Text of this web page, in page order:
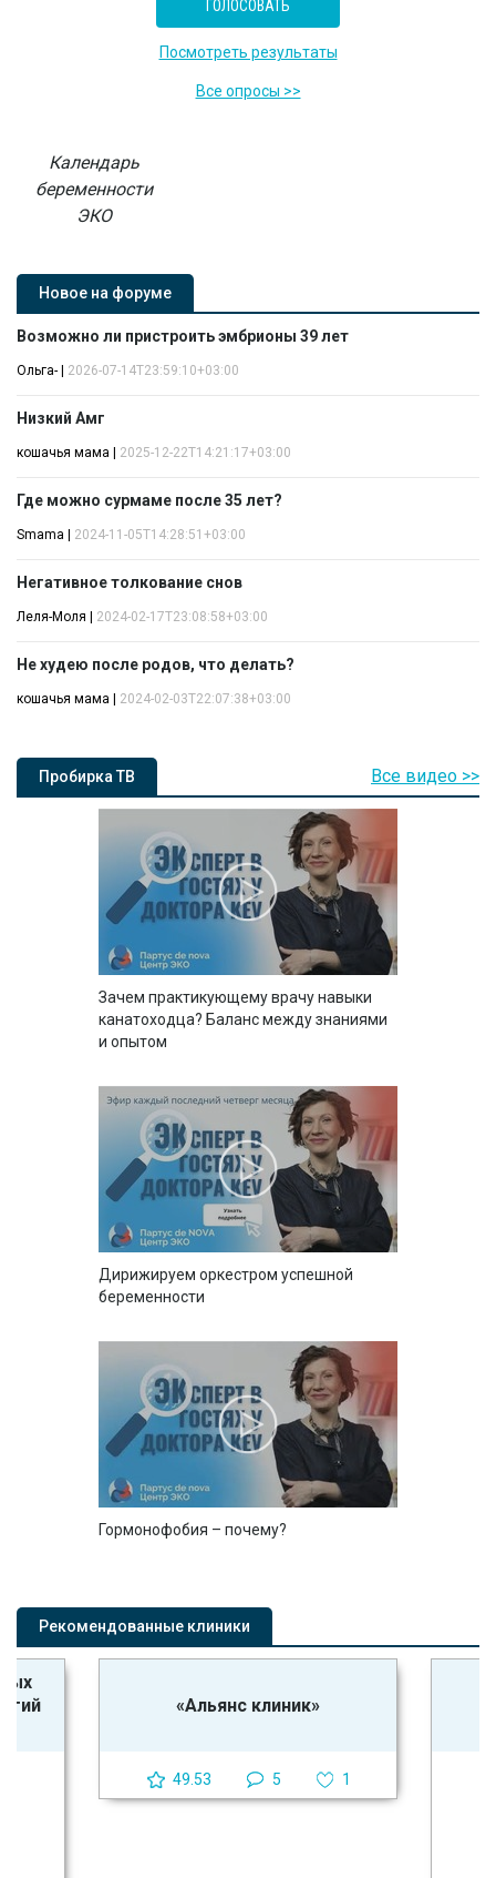
Посмотреть результаты
Все опросы >>
Календарь
беременности
ЭКО
Новое на форуме
Возможно ли пристроить эмбрионы 39 лет
Ольга- 2026-07-14T23:59:10+03:00
Низкий Амг
кошачья мама 2025-12-22T14:21:17+03:00
Где можно сурмаме после 35 лет?
Smama 2024-11-05T14:28:51+03:00
Негативное толкование снов
Леля-Моля 2024-02-17T23:08:58+03:00
Не худею после родов, что делать?
кошачья мама 2024-02-03T22:07:38+03:00
Пробирка ТВ
Зачем практикующему врачу навыки
канатоходца? Баланс между знаниями
и опытом
Дирижируем оркестром успешной
беременности
Гормонофобия – почему?
Все видео >>
Рекомендованные клиники
«Альянс клиник»
49.53 5 1